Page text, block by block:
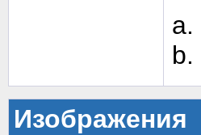
Изображения